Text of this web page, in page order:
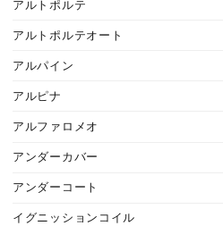
アルトポルテ
アルトポルテオート
アルパイン
アルピナ
アルファロメオ
アンダーカバー
アンダーコート
イグニッションコイル